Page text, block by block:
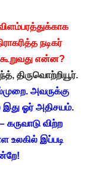
நடிகர்
என்ன?
திருவொற்றியூர்.
அவருக்கு
ஓர் அதிசயம்.
கருவாடு விற்ற
உலகில் இப்படி